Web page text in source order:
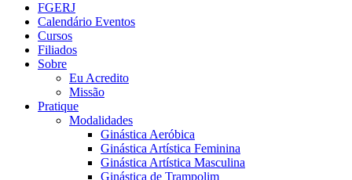
FGERJ
Calendário Eventos
Cursos
Filiados
Sobre
Eu Acredito
Missão
Pratique
Modalidades
Ginástica Aeróbica
Ginástica Artística Feminina
Ginástica Artística Masculina
Ginástica de Trampolim